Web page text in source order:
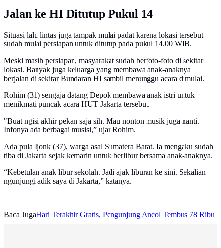
Jalan ke HI Ditutup Pukul 14
Situasi lalu lintas juga tampak mulai padat karena lokasi tersebut
sudah mulai persiapan untuk ditutup pada pukul 14.00 WIB.
Meski masih persiapan, masyarakat sudah berfoto-foto di sekitar
lokasi. Banyak juga keluarga yang membawa anak-anaknya
berjalan di sekitar Bundaran HI sambil menunggu acara dimulai.
Rohim (31) sengaja datang Depok membawa anak istri untuk
menikmati puncak acara HUT Jakarta tersebut.
"Buat ngisi akhir pekan saja sih. Mau nonton musik juga nanti.
Infonya ada berbagai musisi,” ujar Rohim.
Ada pula Ijonk (37), warga asal Sumatera Barat. Ia mengaku sudah
tiba di Jakarta sejak kemarin untuk berlibur bersama anak-anaknya.
“Kebetulan anak libur sekolah. Jadi ajak liburan ke sini. Sekalian
ngunjungi adik saya di Jakarta,” katanya.
Baca JugaHari Terakhir Gratis, Pengunjung Ancol Tembus 78 Ribu